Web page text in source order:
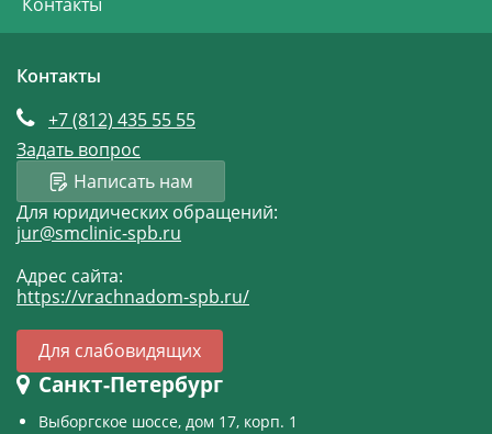
Контакты
+7 (812) 435 55 55
Задать вопрос
Написать нам
Для юридических обращений:
jur@smclinic-spb.ru
Адрес сайта:
https://vrachnadom-spb.ru/
Для слабовидящих
Санкт-Петербург
Выборгское шоссе, дом 17, корп. 1